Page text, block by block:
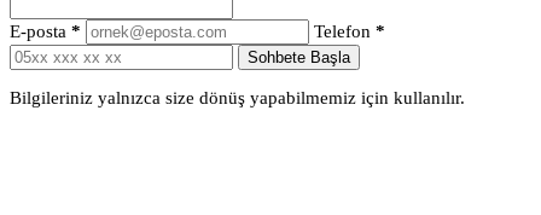
E-posta * Telefon *
Sohbete Başla
Bilgileriniz yalnızca size dönüş yapabilmemiz için kullanılır.